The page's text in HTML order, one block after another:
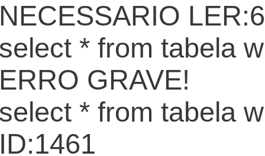
* from tabela
GRAVE!
* from tabela